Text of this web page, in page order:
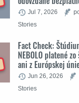
Jul 7, 2026
Stories
Fact Check:
NEBOLO platené
ani z Európskej
Jun 26, 2026
Stories